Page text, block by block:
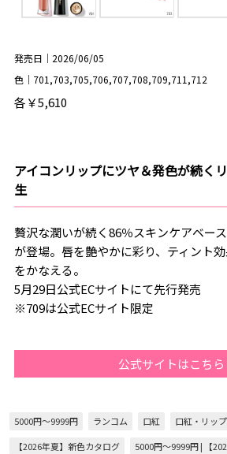
発売日｜2026/06/05
色｜701,703,705,706,707,708,709,711,712
各￥5,610
アイコンリップにツヤ＆発色が続く
生
贅沢な潤いが続く86％スキンケアベー
が登場。唇を艶やかに彩り、ティント
をかなえる。
5月29日公式ECサイトにて先行発売
※709は公式ECサイト限定
公式サイトはこちら
5000円～9999円 ランコム 口紅
口紅・リッ
【2026年夏】新色カタログ
5000円～9999円 | 【